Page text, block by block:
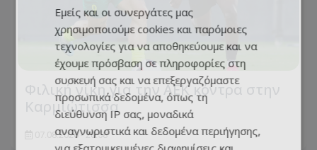
Φιλική νίκη για την ΑΕΚ κόντρα στην
Καρμιώτισσα
07.08.2026 - 20:58
Εμείς και οι συνεργάτες μας
χρησιμοποιούμε cookies και παρόμοιες
τεχνολογίες για να αποθηκεύουμε και να
έχουμε πρόσβαση σε πληροφορίες στη
συσκευή σας και να επεξεργαζόμαστε
προσωπικά δεδομένα, όπως τη
διεύθυνση IP σας, μοναδικά
αναγνωριστικά και δεδομένα περιήγησης,